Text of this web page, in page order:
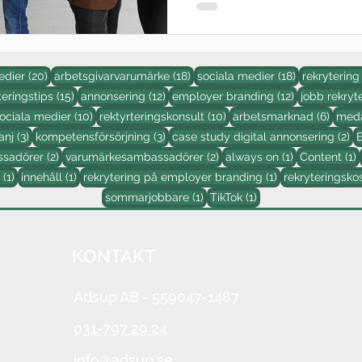
(20)20 inlägg
arbetsgivarvarumärke (18)18 inlägg
sociala medier (18)18 inlägg
rekrytering
(15)15 inlägg
annonsering (12)12 inlägg
employer branding (12)12 inlägg
jobb
medier (10)10 inlägg
rektyrteringskonsult (10)10 inlägg
arbetsmarknad (6)6
(3)3 inlägg
kompetensförsörjning (3)3 inlägg
case study digital annonsering (2)2
(2)2 inlägg
varumärkesambassadörer (2)2 inlägg
always on (1)1 inlägg
Content (1)
(1)1 inlägg
innehåll (1)1 inlägg
rekrytering på employer branding (1)1 inlägg
sommarjobbare (1)1 inlägg
TikTok (1)1 inlägg